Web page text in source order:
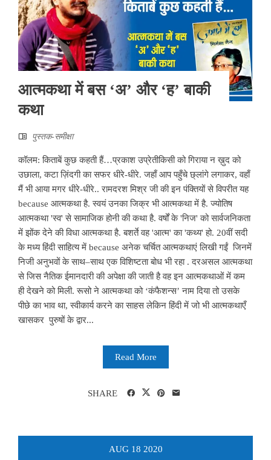
आत्मकथा में बस ‘अ’ और ‘ह’ बाकी
कथा
पुस्तक-समीक्षा
कॉलम: किताबें कुछ कहती हैं…प्रकाश उप्रेतीकिसी को गिराया न ख़ुद को
उछाला, कटा ज़िंदगी का सफर धीरे-धीरे. जहाँ आप पहुँचे छ्लांगे लगाकर, वहाँ
मैं भी आया मगर धीरे-धीरे.. रामदरश मिश्र जी की इन पंक्तियों से विपरीत यह
because आत्मकथा है. स्वयं उनका जिक्र भी आत्मकथा में है. ज्योतिष
आत्मकथा 'स्व' से सामाजिक होनी की कथा है. वर्षों के 'निज' को सार्वजनिकता
में झोंक देने की विधा आत्मकथा है. बशर्ते वह 'आत्म' का 'कथ्य' हो. 20वीं सदी
के मध्य हिंदी साहित्य में because अनेक चर्चित आत्मकथाएं लिखी गईं जिनमें
निजी अनुभवों के साथ–साथ एक विशिष्टता बोध भी रहा . दरअसल आत्मकथा
से जिस नैतिक ईमानदारी की अपेक्षा की जाती है वह इन आत्मकथाओं में कम
ही देखने को मिली. रूसो ने आत्मकथा को ‘कंफैशन्स’ नाम दिया तो उसके
पीछे का भाव था, स्वीकार्य करने का साहस लेकिन हिंदी में जो भी आत्मकथाएँ
खासकर पुरुषों के द्वार...
Read More
SHARE
AUG 18 2020